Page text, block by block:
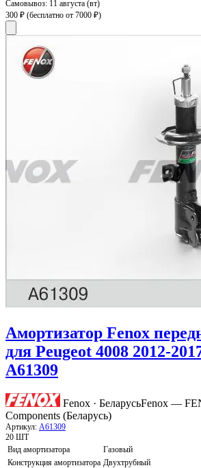
Самовывоз: 11 августа (вт)
300 ₽ (бесплатно от 7000 ₽)
Амортизатор Fenox
для Peugeot 4008 2012-
A61309
Fenox · БеларусьFenox —
Components (Беларусь)
Артикул: A61309
20 ШТ
Вид амортизатора
Газовый
Конструкция амортизатора Двухтрубный